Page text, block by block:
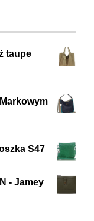
taupe
S47
- Jamey